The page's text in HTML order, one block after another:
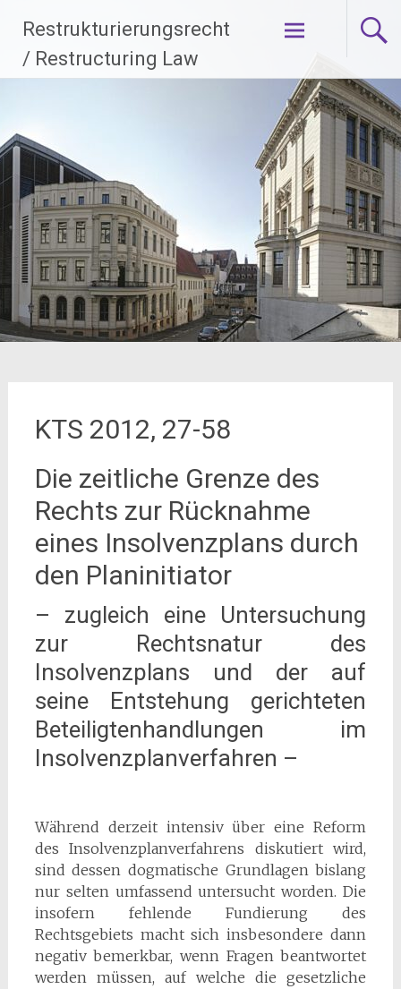
Inhalt
springen
Restrukturierungsrecht
/ Restructuring Law
KTS 2012, 27-58
Die zeitliche Grenze des
Rechts zur Rücknahme
eines Insolvenzplans durch
den Planinitiator
– zugleich eine Untersuchung
zur Rechtsnatur des
Insolvenzplans und der auf
seine Entstehung gerichteten
Beteiligtenhandlungen im
Insolvenzplanverfahren –
Während derzeit intensiv über eine Reform
des Insolvenzplanverfahrens diskutiert wird,
sind dessen dogmatische Grundlagen bislang
nur selten umfassend untersucht worden. Die
insofern fehlende Fundierung des
Rechtsgebiets macht sich insbesondere dann
negativ bemerkbar, wenn Fragen beantwortet
werden müssen, auf welche die gesetzliche